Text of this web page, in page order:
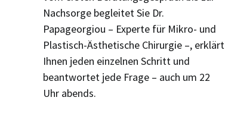
Nachsorge begleitet Sie Dr.
Papageorgiou – Experte für Mikro- und
Plastisch-Ästhetische Chirurgie –, erklärt
Ihnen jeden einzelnen Schritt und
beantwortet jede Frage – auch um 22
Uhr abends.